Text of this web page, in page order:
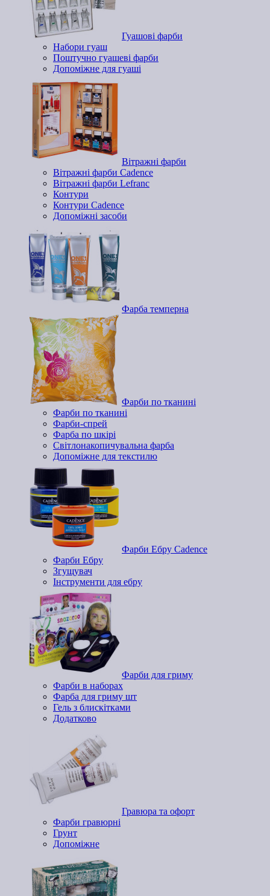
Гуашові фарби
Набори гуаш
Поштучно гуашеві фарби
Допоміжне для гуаші
Вітражні фарби
Вітражні фарби Cadence
Вітражні фарби Lefranc
Контури
Контури Cadence
Допоміжні засоби
Фарба темперна
Фарби по тканині
Фарби по тканині
Фарби-спрей
Фарба по шкірі
Світлонакопичувальна фарба
Допоміжне для текстилю
Фарби Ебру Cadence
Фарби Ебру
Згущувач
Інструменти для ебру
Фарби для гриму
Фарби в наборах
Фарба для гриму шт
Гель з блискітками
Додатково
Гравюра та офорт
Фарби гравюрні
Грунт
Допоміжне